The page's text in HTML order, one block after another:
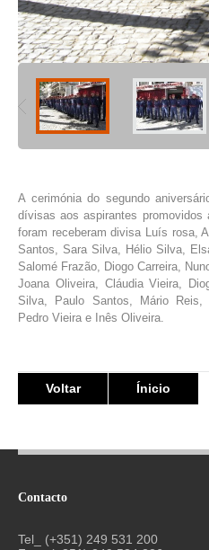
A cerimónia do segundo
dívisas aos aspirantes promovidos
foram receberam divisa Luís rosa,
Santos, Sara Silva, Hélio Silva,
Salomé Frazão, Diogo Carreira,
Joana Oliveira, Cláudia Vieira,
Silva, Paulo Santos, Mário Reis,
Pedro Vieira e Inês Oliveira.
Voltar Ínicio
Contacto
Tel_ (+351) 249 531 200